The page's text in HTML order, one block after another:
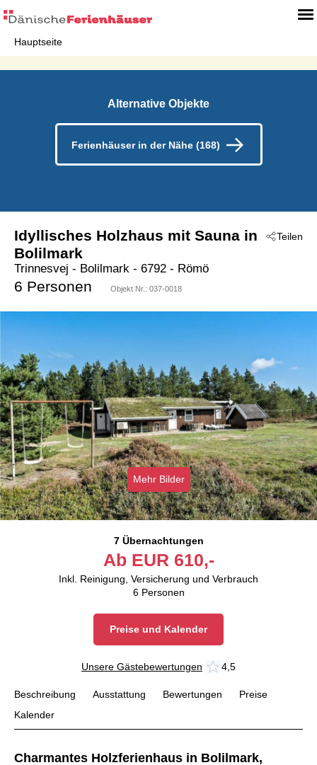
Hauptseite
Alternative Objekte
Ferienhäuser in der Nähe (168)
Teilen
Idyllisches Holzhaus mit Sauna in
Bolilmark
Trinnesvej - Bolilmark - 6792 - Römö
6 Personen Objekt Nr.: 037-0018
Mehr Bilder
7 Übernachtungen
Ab EUR 610,-
Inkl. Reinigung, Versicherung und Verbrauch
6 Personen
Preise und Kalender
Unsere Gästebewertungen 4,5
Beschreibung Ausstattung Bewertungen
Preise
Kalender
Charmantes Holzferienhaus in Bolilmark,